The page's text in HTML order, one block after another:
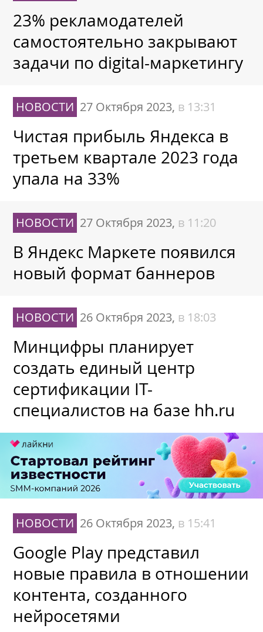
23% рекламодателей
самостоятельно закрывают
задачи по digital-маркетингу
НОВОСТИ 27 Октября 2023, в 13:31
Чистая прибыль Яндекса в
третьем квартале 2023 года
упала на 33%
НОВОСТИ 27 Октября 2023, в 11:20
В Яндекс Маркете появился
новый формат баннеров
НОВОСТИ 26 Октября 2023, в 18:03
Минцифры планирует
создать единый центр
сертификации IT-
специалистов на базе hh.ru
НОВОСТИ 26 Октября 2023, в 15:41
Google Play представил
новые правила в отношении
контента, созданного
нейросетями